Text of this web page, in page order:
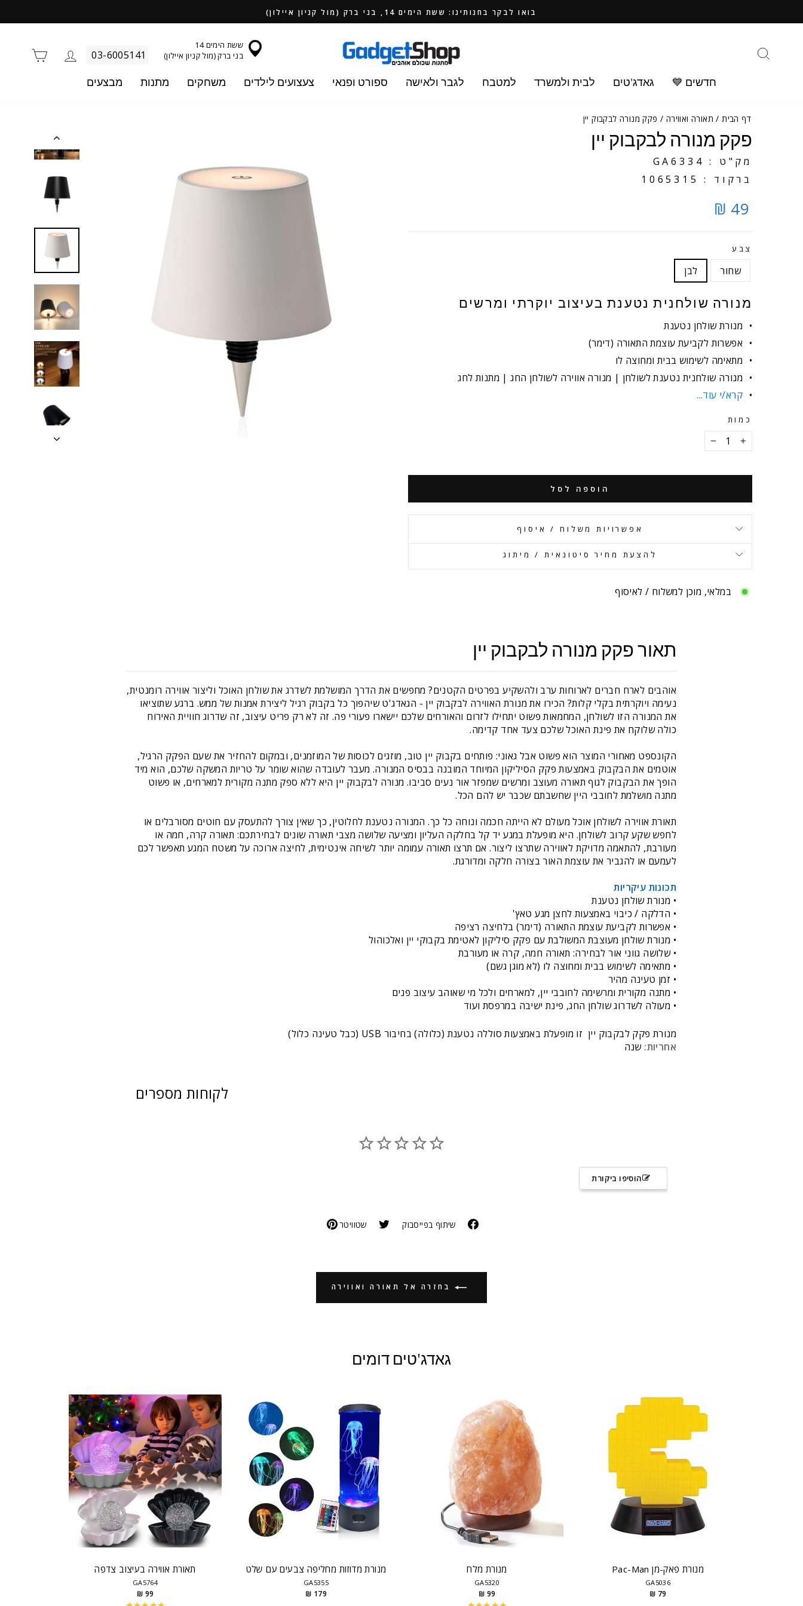
בואו לבקר בחנותינו: ששת הימים 14, בני ברק (מול קניון איילון)
ששת הימים 14
בני ברק (מול קניון איילון)
03-6005141 התחברות
חדשים 💙 גאדג'טים לבית ולמשרד למטבח לגבר ולאישה ספורט ופנאי צעצועים לילדים משחקים מתנות מבצעים
דף הבית/ תאורה ואווירה / פקק מנורה לבקבוק יין
פקק מנורה לבקבוק יין
מק"ט : GA6334
ברקוד : 1065315
49 ₪
צבע
שחור לבן
מנורה שולחנית נטענת בעיצוב יוקרתי ומרשים
מנורת שולחן נטענת
אפשרות לקביעת עוצמת התאורה (דימר)
מתאימה לשימוש בבית ומחוצה לו
מנורה שולחנית נטענת לשולחן | מנורה אווירה לשולחן החג | מתנות לחג
קרא/י עוד...
כמות
− +
הוספה לסל
אפשרויות משלוח / איסוף
להצעת מחיר סיטונאית / מיתוג
במלאי, מוכן למשלוח / לאיסוף
תאור פקק מנורה לבקבוק יין
אוהבים לארח חברים לארוחות ערב ולהשקיע בפרטים הקטנים? מחפשים את הדרך המושלמת לשדרג את שולחן האוכל וליצור אווירה רומנטית,
נעימה ויוקרתית בקלי קלות? הכירו את מנורת האווירה לבקבוק יין - הגאדג'ט שיהפוך כל בקבוק רגיל ליצירת אמנות של ממש. ברגע שתוציאו
את המנורה הזו לשולחן, המחמאות פשוט יתחילו לזרום והאורחים שלכם יישארו פעורי פה. זה לא רק פריט עיצוב, זה שדרוג חוויית האירוח
כולה שלוקח את פינת האוכל שלכם צעד אחד קדימה.
הקונספט מאחורי המוצר הוא פשוט אבל גאוני: פותחים בקבוק יין טוב, מוזגים לכוסות של המוזמנים, ובמקום להחזיר את שעם הפקק הרגיל,
אוטמים את הבקבוק באמצעות פקק הסיליקון המיוחד המובנה בבסיס המנורה. מעבר לעובדה שהוא שומר על טריות המשקה שלכם, הוא מיד
הופך את הבקבוק לגוף תאורה מעוצב ומרשים שמפזר אור נעים סביבו. מנורה לבקבוק יין היא ללא ספק מתנה מקורית למארחים, או פשוט
מתנה מושלמת לחובבי היין שחשבתם שכבר יש להם הכל.
תאורת אווירה לשולחן אוכל מעולם לא הייתה חכמה ונוחה כל כך. המנורה נטענת לחלוטין, כך שאין צורך להתעסק עם חוטים מסורבלים או
לחפש שקע קרוב לשולחן. היא מופעלת במגע יד קל בחלקה העליון ומציעה שלושה מצבי תאורה שונים לבחירתכם: תאורה קרה, חמה או
מעורבת, להתאמה מדויקת לאווירה שתרצו ליצור. אם תרצו תאורה עמומה יותר לשיחה אינטימית, לחיצה ארוכה על משטח המגע תאפשר לכם
לעמעם או להגביר את עוצמת האור בצורה חלקה ומדורגת.
תכונות עיקריות
• מנורת שולחן נטענת
• הדלקה / כיבוי באמצעות לחצן מגע טאץ'
• אפשרות לקביעת עוצמת התאורה (דימר) בלחיצה רציפה
• מנורת שולחן מעוצבת המשולבת עם פקק סיליקון לאטימת בקבוקי יין ואלכוהול
• שלושה גווני אור לבחירה: תאורה חמה, קרה או מעורבת
• מתאימה לשימוש בבית ומחוצה לו (לא מוגן גשם)
• זמן טעינה מהיר
• מתנה מקורית ומרשימה לחובבי יין, למארחים ולכל מי שאוהב עיצוב פנים
• מעולה לשדרוג שולחן החג, פינת ישיבה במרפסת ועוד
מנורת פקק לבקבוק יין זו מופעלת באמצעות סוללה נטענת (כלולה) בחיבור USB (כבל טעינה כלול)
אחריות: שנה
לקוחות מספרים
הוסיפו ביקורת
שיתוף בפייסבוק שטוויטר
בחזרה אל תאורה ואווירה
גאדג'טים דומים
תאורת אווירה בעיצוב צדפה
GA5764
99 ₪
מנורת מדוזות מחליפה צבעים עם שלט
GA5355
179 ₪
מנורת מלח
GA5320
99 ₪
מנורת פאק-מן Pac-Man
GA5036
79 ₪